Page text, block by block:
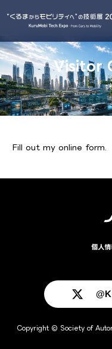
Visitor
Fill out my online form
個人情
Copyright © Society of